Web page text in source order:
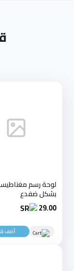
لوحة رسم
بشكل ضفدع
29.00
أضف